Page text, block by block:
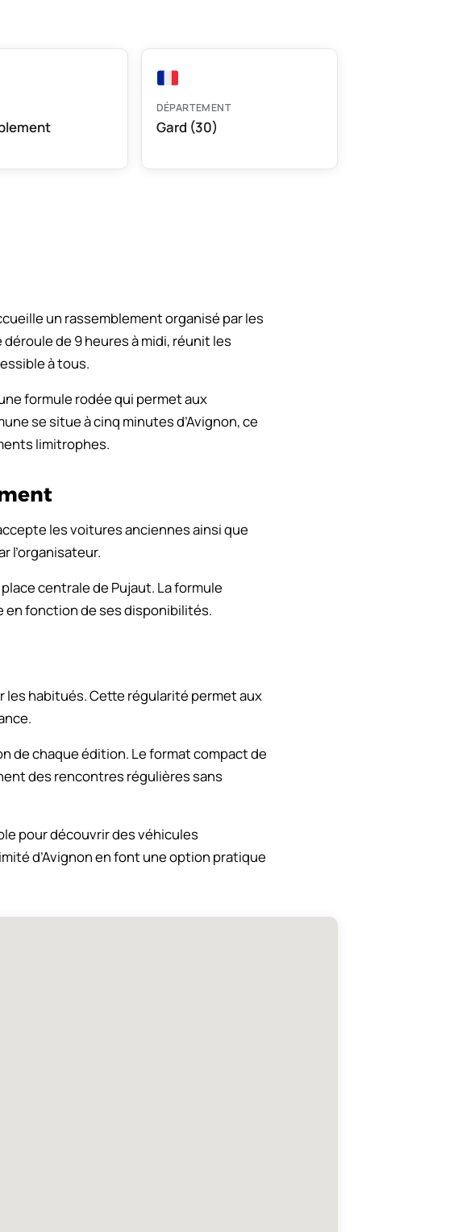
DÉPARTEMENT
Gard (30)
un rassemblement organisé par les
de 9 heures à midi, réunit les
à tous.
formule rodée qui permet aux
se situe à cinq minutes d’Avignon, ce
limitrophes.
les voitures anciennes ainsi que
l’organisateur.
centrale de Pujaut. La formule
en fonction de ses disponibilités.
les habitués. Cette régularité permet aux
de chaque édition. Le format compact de
des rencontres régulières sans
pour découvrir des véhicules
d’Avignon en font une option pratique